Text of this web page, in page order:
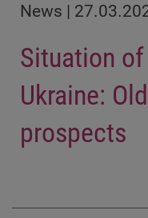
News |
Situation
Ukraine:
prospects